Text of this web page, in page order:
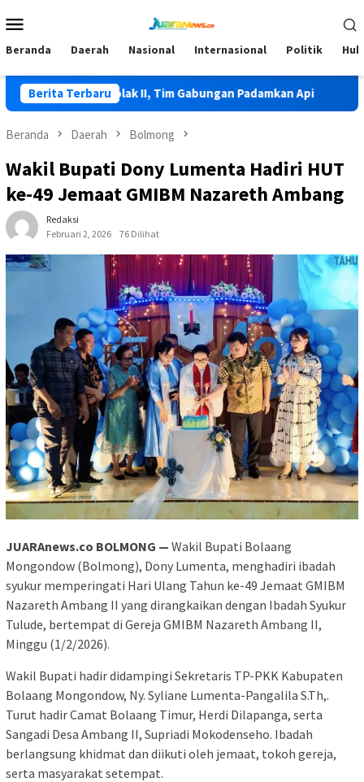
ke
Mobile
Beranda Daerah Nasional Internasional Politik
Berita Terbaru
di Lolak II, Tim Gabungan Padamkan Api HKG PKK
Beranda Daerah Bolmong
Wakil Bupati Dony Lumenta Hadiri HUT
ke-49 Jemaat GMIBM Nazareth Ambang
Redaksi
Februari 2, 2026
76 Dilihat
JUARAnews.co BOLMONG — Wakil Bupati Bolaang
Mongondow (Bolmong), Dony Lumenta, menghadiri ibadah
syukur memperingati Hari Ulang Tahun ke-49 Jemaat GMIBM
Nazareth Ambang II yang dirangkaikan dengan Ibadah Syukur
Tulude, bertempat di Gereja GMIBM Nazareth Ambang II,
Minggu (1/2/2026).
Wakil Bupati hadir didampingi Sekretaris TP-PKK Kabupaten
Bolaang Mongondow, Ny. Syliane Lumenta-Pangalila S.Th,.
Turut hadir Camat Bolaang Timur, Herdi Dilapanga, serta
Sangadi Desa Ambang II, Supriadi Mokodenseho. Ibadah
berlangsung khidmat dan diikuti oleh jemaat, tokoh gereja,
serta masyarakat setempat.